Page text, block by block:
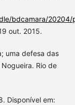
bdcamara/20204/
out. 2015.
uma defesa das
Rio de
Disponível em: